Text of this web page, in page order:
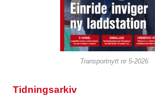
Transportnytt nr 5-2026
Tidningsarkiv